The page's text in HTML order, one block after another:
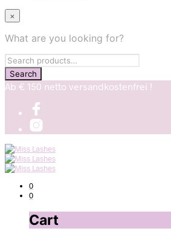
×
What are you looking for?
Ab € 150 netto versandkostenfrei !
0
0
Cart